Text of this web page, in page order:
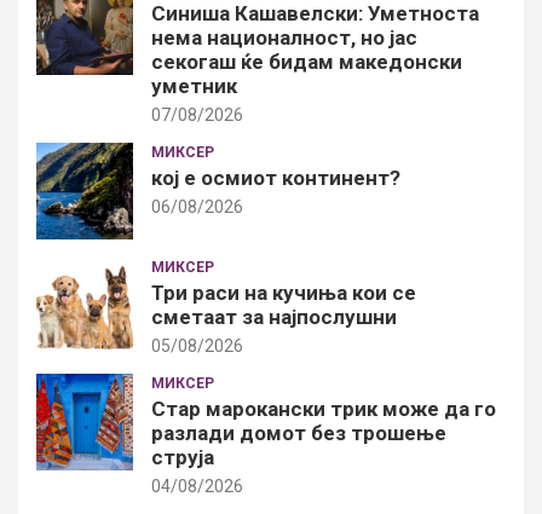
Синиша Кашавелски: Уметноста
нема националност, но јас
секогаш ќе бидам македонски
уметник
07/08/2026
МИКСЕР
кој е осмиот континент?
06/08/2026
МИКСЕР
Три раси на кучиња кои се
сметаат за најпослушни
05/08/2026
МИКСЕР
Стар марокански трик може да го
разлади домот без трошење
струја
04/08/2026